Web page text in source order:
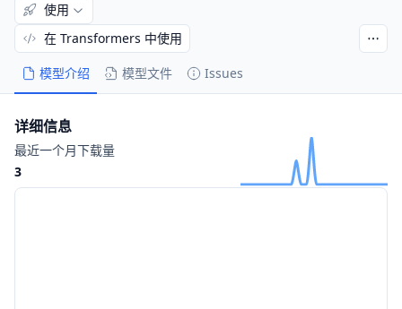
模型介绍 模型文件 Issues
使用
在 Transformers 中使用
详细信息
最近一个月下载量
3